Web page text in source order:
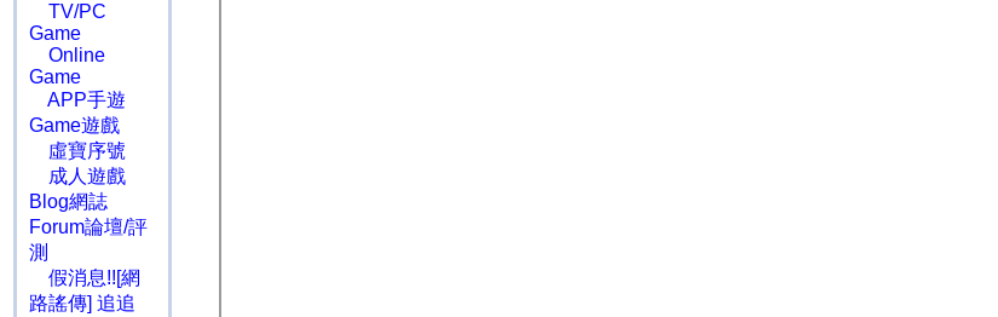
TV/PC
Game
Online
Game
APP手遊
Game遊戲
虛寶序號
成人遊戲
Blog網誌
Forum論壇/評
測
假消息!![網
路謠傳] 追追